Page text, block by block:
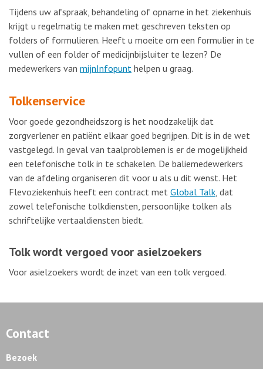
Tijdens uw afspraak, behandeling of opname in het ziekenhuis
krijgt u regelmatig te maken met geschreven teksten op
folders of formulieren. Heeft u moeite om een formulier in te
vullen of een folder of medicijnbijsluiter te lezen? De
medewerkers van mijnInfopunt helpen u graag.
Tolkenservice
Voor goede gezondheidszorg is het noodzakelijk dat
zorgverlener en patiënt elkaar goed begrijpen. Dit is in de wet
vastgelegd. In geval van taalproblemen is er de mogelijkheid
een telefonische tolk in te schakelen. De baliemedewerkers
van de afdeling organiseren dit voor u als u dit wenst. Het
Flevoziekenhuis heeft een contract met Global Talk, dat
zowel telefonische tolkdiensten, persoonlijke tolken als
schriftelijke vertaaldiensten biedt.
Tolk wordt vergoed voor asielzoekers
Voor asielzoekers wordt de inzet van een tolk vergoed.
Contact
Bezoek